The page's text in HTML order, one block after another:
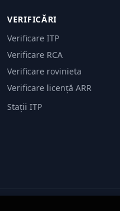
VERIFICĂRI
Verificare ITP
Verificare RCA
Verificare rovinieta
Verificare licență ARR
Stații ITP